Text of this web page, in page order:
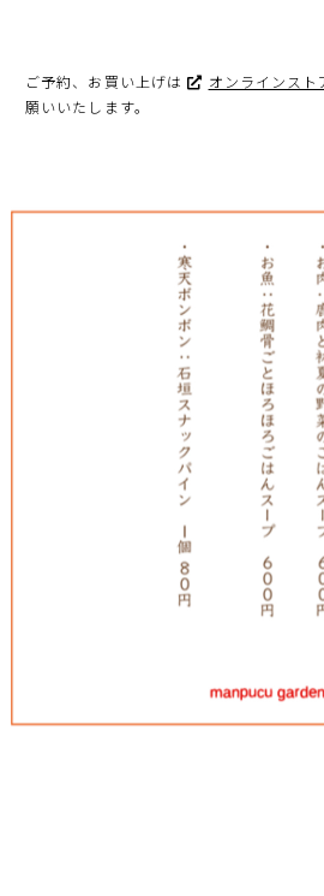
ご予約、お買い上げは オンラインスト
願いいたします。